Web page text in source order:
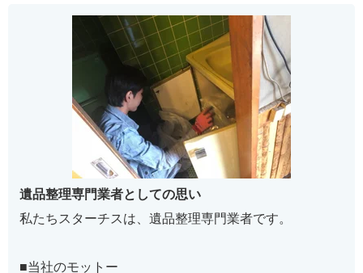
遺品整理専門業者としての思い
私たちスターチスは、遺品整理専門業者です。
■当社のモットー